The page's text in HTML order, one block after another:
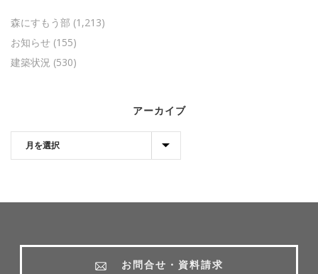
森にすもう部 (1,213)
お知らせ (155)
建築状況 (530)
アーカイブ
お問合せ・資料請求